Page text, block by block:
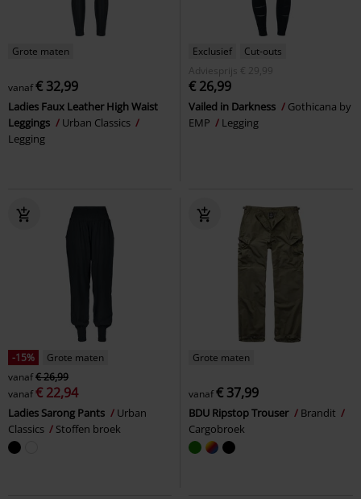
Grote maten
vanaf€ 32,99
Ladies Faux Leather High Waist
Leggings
Urban Classics
Legging
Exclusief
Cut-outs
Adviesprijs
€ 29,99
€ 26,99
Vailed in Darkness
Gothicana by
EMP
Legging
-15%
Grote maten
vanaf€ 26,99
vanaf€ 22,94
Ladies Sarong Pants
Urban
Classics
Stoffen broek
Grote maten
vanaf€ 37,99
BDU Ripstop Trouser
Brandit
Cargobroek